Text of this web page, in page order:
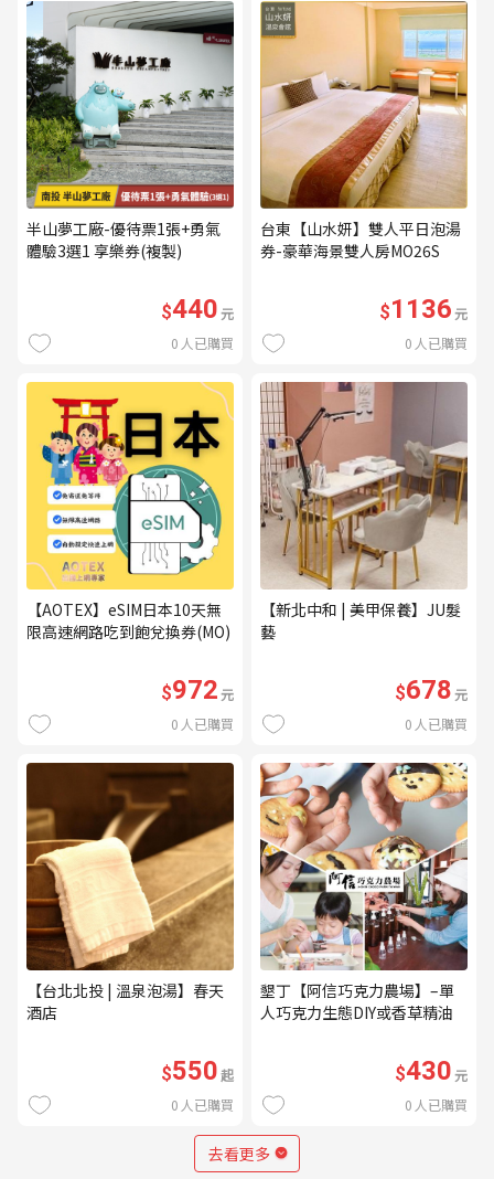
半山夢工廠-優待票1張+勇氣
體驗3選1 享樂券(複製)
$440元
0 人已購買
台東【山水妍】雙人平日泡湯
券-豪華海景雙人房MO26S
$1136元
0 人已購買
【AOTEX】eSIM日本10天無
限高速網路吃到飽兌換券(MO)
$972元
0 人已購買
【新北中和 | 美甲保養】JU髮
藝
$678元
0 人已購買
【台北北投 | 溫泉泡湯】春天
酒店
$550起
0 人已購買
墾丁【阿信巧克力農場】–單
人巧克力生態DIY或香草精油
$430元
0 人已購買
去看更多